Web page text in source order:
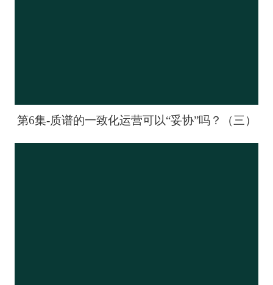
第6集-质谱的一致化运营可以“妥协”吗？（三）